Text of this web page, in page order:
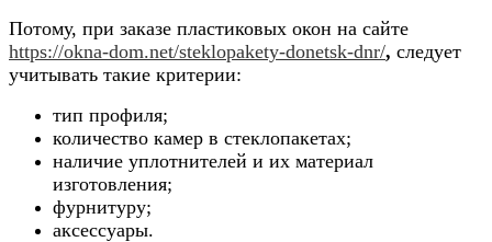
Потому, при заказе пластиковых окон на сайте
https://okna-dom.net/steklopakety-donetsk-dnr/, следует
учитывать такие критерии:
тип профиля;
количество камер в стеклопакетах;
наличие уплотнителей и их материал
изготовления;
фурнитуру;
аксессуары.